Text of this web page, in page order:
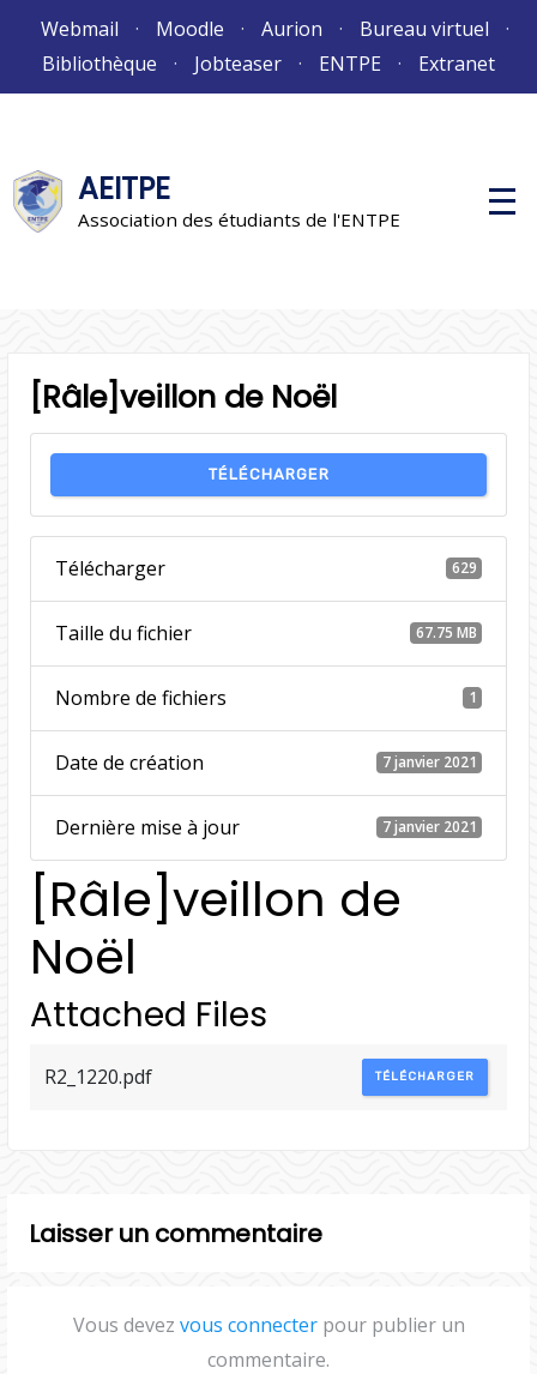
Webmail Moodle Aurion
Bureau virtuel
Bibliothèque
Jobteaser ENTPE Extranet
AEITPE
Association des étudiants de l'ENTPE
M
e
l
[Râle]veillon de Noël
TÉLÉCHARGER
Télécharger 629
Taille du fichier 67.75 MB
Nombre de fichiers 1
Date de création 7 janvier 2021
Dernière mise à jour 7 janvier 2021
[Râle]veillon de
Noël
Attached Files
R2_1220.pdf TÉLÉCHARGER
Laisser un commentaire
Vous devez vous connecterpour publier un
commentaire.